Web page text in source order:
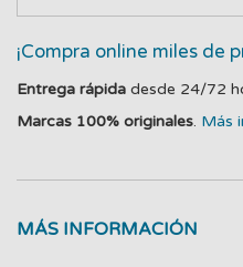
¡Compra online miles de
Entrega rápida desde 24/72
Marcas 100% originales. Más
MÁS INFORMACIÓN